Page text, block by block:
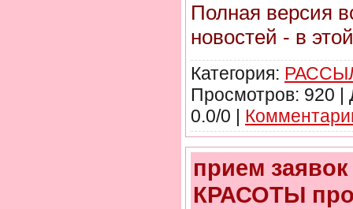
Полная версия
новостей - в
Категория:
Просмотров: 920 |
0.0/0 |
прием
КРАСОТЫ